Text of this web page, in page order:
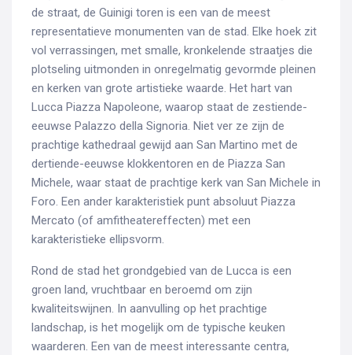
de straat, de Guinigi toren is een van de meest
representatieve monumenten van de stad. Elke hoek zit
vol verrassingen, met smalle, kronkelende straatjes die
plotseling uitmonden in onregelmatig gevormde pleinen
en kerken van grote artistieke waarde. Het hart van
Lucca Piazza Napoleone, waarop staat de zestiende-
eeuwse Palazzo della Signoria. Niet ver ze zijn de
prachtige kathedraal gewijd aan San Martino met de
dertiende-eeuwse klokkentoren en de Piazza San
Michele, waar staat de prachtige kerk van San Michele in
Foro. Een ander karakteristiek punt absoluut Piazza
Mercato (of amfitheatereffecten) met een
karakteristieke ellipsvorm.
Rond de stad het grondgebied van de Lucca is een
groen land, vruchtbaar en beroemd om zijn
kwaliteitswijnen. In aanvulling op het prachtige
landschap, is het mogelijk om de typische keuken
waarderen. Een van de meest interessante centra,